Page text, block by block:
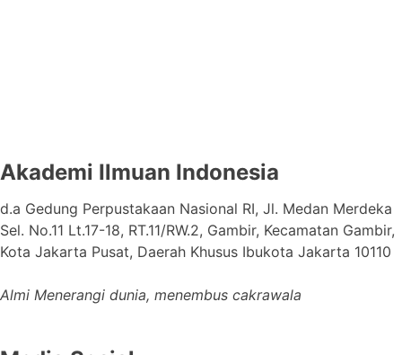
Akademi Ilmuan Indonesia
d.a Gedung Perpustakaan Nasional RI, Jl. Medan Merdeka
Sel. No.11 Lt.17-18, RT.11/RW.2, Gambir, Kecamatan Gambir,
Kota Jakarta Pusat, Daerah Khusus Ibukota Jakarta 10110
Almi Menerangi dunia, menembus cakrawala